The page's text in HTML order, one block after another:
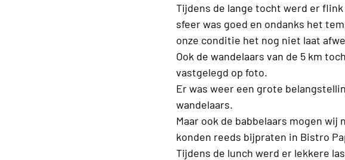
Tijdens de lange tocht werd er flink
sfeer was goed en ondanks het
onze conditie het nog niet laat
Ook de wandelaars van de 5 km
vastgelegd op foto.
Er was weer een grote
wandelaars.
Maar ook de babbelaars mogen wij
konden reeds bijpraten in Bistro
Tijdens de lunch werd er lekkere